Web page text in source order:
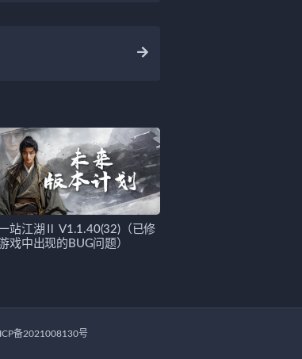
一站江湖Ⅱ V1.1.40(32)（已修
戏中出现的BUG问题）
备2021008130号